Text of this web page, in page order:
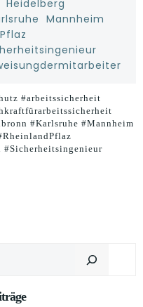
Heidelberg
Mannheim
#arbeitssicherheit
#Karlsruhe #Mannheim
#Sicherheitsingenieur